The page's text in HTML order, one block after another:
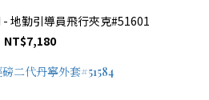
- 地勤引導員飛行夾克#51601
NT$7,180